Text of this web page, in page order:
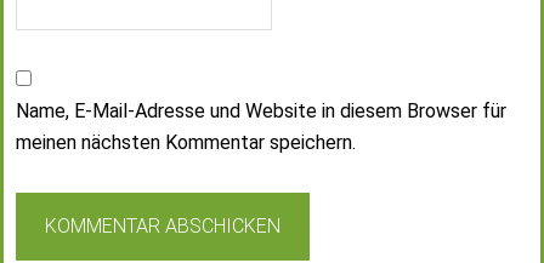
Name, E-Mail-Adresse und Website in diesem Browser für
meinen nächsten Kommentar speichern.